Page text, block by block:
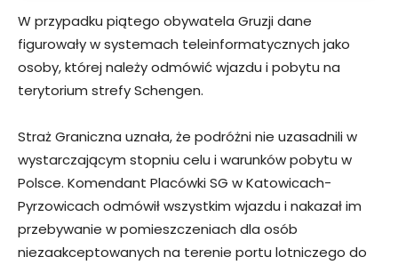
W przypadku piątego obywatela Gruzji dane
figurowały w systemach teleinformatycznych jako
osoby, której należy odmówić wjazdu i pobytu na
terytorium strefy Schengen.
Straż Graniczna uznała, że podróżni nie uzasadnili w
wystarczającym stopniu celu i warunków pobytu w
Polsce. Komendant Placówki SG w Katowicach-
Pyrzowicach odmówił wszystkim wjazdu i nakazał im
przebywanie w pomieszczeniach dla osób
niezaakceptowanych na terenie portu lotniczego do